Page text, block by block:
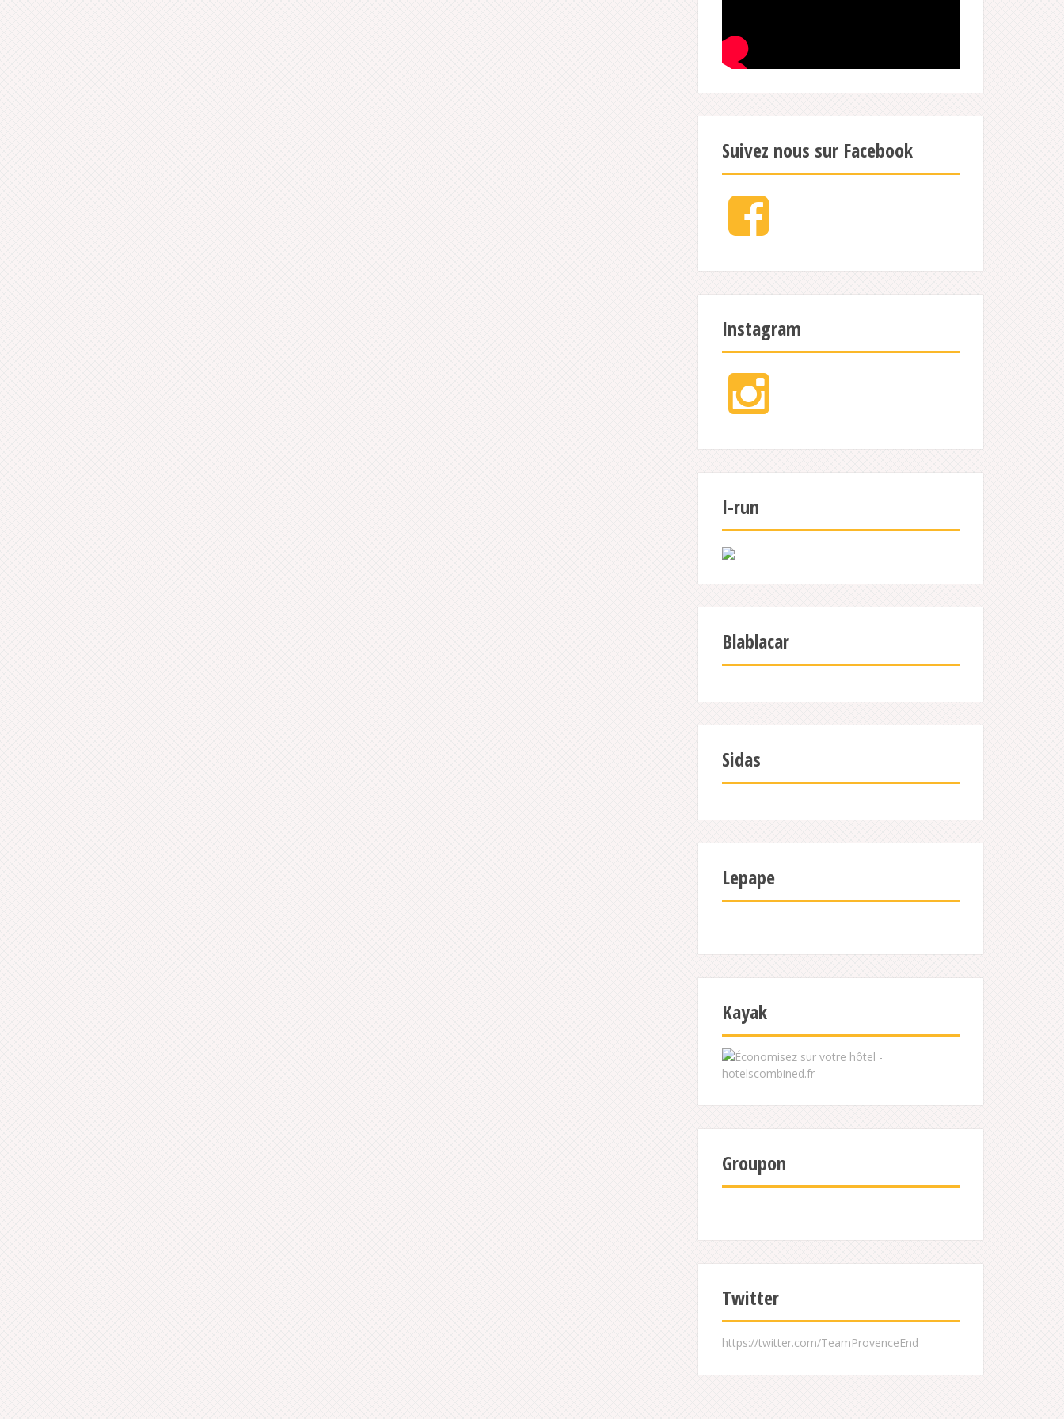
Suivez nous sur Facebook
Facebook
Instagram
Instagram
I-run
Blablacar
Sidas
Lepape
Kayak
Groupon
Twitter
https://twitter.com/TeamProvenceEnd